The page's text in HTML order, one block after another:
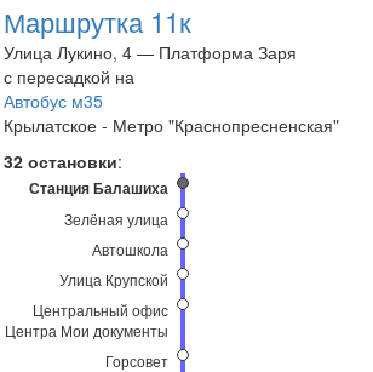
Маршрутка 11к
Улица Лукино, 4 — Платформа Заря
с пересадкой на
Автобус м35
Крылатское - Метро "Краснопресненская"
32 остановки:
Станция Балашиха
Зелёная улица
Автошкола
Улица Крупской
Центральный офис
Центра Мои документы
Горсовет